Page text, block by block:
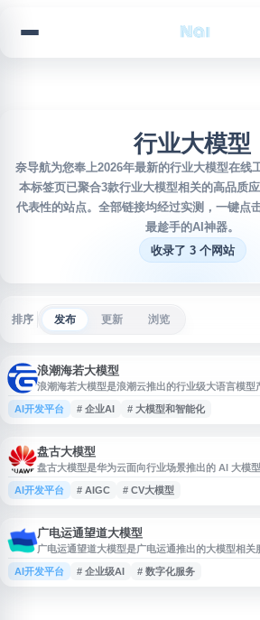
行业大模型
奈导航为您奉上2026年最新的行业大模型在线
本标签页已聚合3款行业大模型相关的高品质
代表性的站点。全部链接均经过实测，一键点
最趁手的AI神器。
收录了 3 个网站
排序 发布 更新 浏览
浪潮海若大模型
浪潮海若大模型是浪潮云推出的行业级大语言模型
造等多个行业场景提供智能化解决方案。该模型基
化运营和安全可信赖方面的技术积累，支持云网边
景，帮助企业实现业务
AI开发平台 # 企业AI # 大模型和智能化
盘古大模型
盘古大模型是华为云面向行业场景推出的 AI 大模
industries”为理念，涵盖 NLP 大模型、CV 大模型
模型和科学计算大模型等方向。平台可用于自然语
AI开发平台 # AIGC # CV大模型
广电运通望道大模型
广电运通望道大模型是广电运通推出的大模型相关
模型的在线访问入口与产品展示信息。平台聚焦人
合关注企业级 AI、智能问答、行业模型及数字化服
AI开发平台 # 企业级AI # 数字化服务